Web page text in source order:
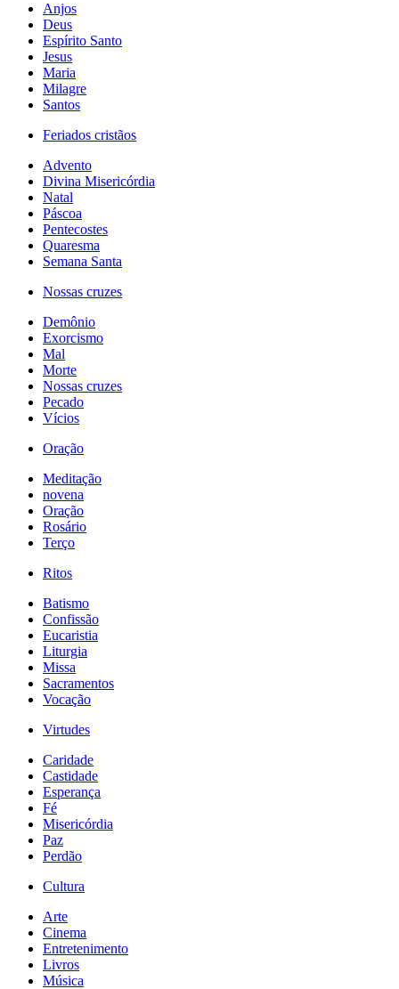
Anjos
Deus
Espírito Santo
Jesus
Maria
Milagre
Santos
Feriados cristãos
Advento
Divina Misericórdia
Natal
Páscoa
Pentecostes
Quaresma
Semana Santa
Nossas cruzes
Demônio
Exorcismo
Mal
Morte
Nossas cruzes
Pecado
Vícios
Oração
Meditação
novena
Oração
Rosário
Terço
Ritos
Batismo
Confissão
Eucaristia
Liturgia
Missa
Sacramentos
Vocação
Virtudes
Caridade
Castidade
Esperança
Fé
Misericórdia
Paz
Perdão
Cultura
Arte
Cinema
Entretenimento
Livros
Música